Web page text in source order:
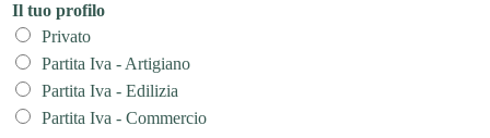
Il tuo profilo
Privato
Partita Iva - Artigiano
Partita Iva - Edilizia
Partita Iva - Commercio